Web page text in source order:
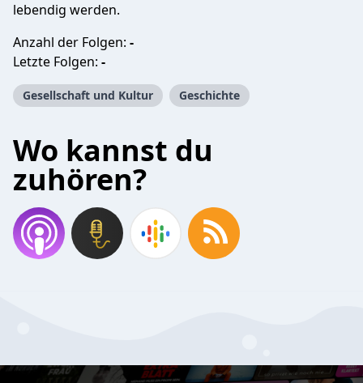
lebendig werden.
Anzahl der Folgen: -
Letzte Folgen: -
Gesellschaft und Kultur Geschichte
Wo kannst du
zuhören?